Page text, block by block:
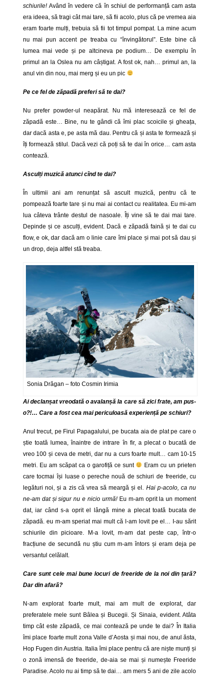
schiurile! Având în vedere că în schiul de performanță cam asta
era ideea, să tragi cât mai tare, să fii acolo, plus că pe vremea aia
eram foarte mulți, trebuia să fii tot timpul pompat. La mine acum
nu mai pun accent pe treaba cu “învingătorul”. Este bine că
lumea mai vede și pe altcineva pe podium… De exemplu în
primul an la Oslea nu am câștigat. A fost ok, nah… primul an, la
anul vin din nou, mai merg și eu un pic
Pe ce fel de zăpadă preferi să te dai?
Nu prefer powder-ul neapărat. Nu mă interesează ce fel de
zăpadă este… Bine, nu te gândi că îmi plac scoicile și gheața,
dar dacă asta e, pe asta mă dau. Pentru că și asta te formează și
îți formează stilul. Dacă vezi că poți să te dai în orice… cam asta
contează.
Asculți muzică atunci cînd te dai?
În ultimii ani am renunțat să ascult muzică, pentru că te
pompează foarte tare și nu mai ai contact cu realitatea. Eu mi-am
lua câteva trânte destul de nasoale. Îți vine să te dai mai tare.
Depinde și ce asculți, evident. Dacă e zăpadă faină și te dai cu
flow, e ok, dar dacă am o linie care îmi place și mai pot să dau și
un drop, deja altfel stă treaba.
Sonia Drăgan – foto Cosmin Irimia
Ai declanșat vreodată o avalanșă la care să zici frate, am pus-
o?!… Care a fost cea mai periculoasă experiență pe schiuri?
Anul trecut, pe Firul Papagalului, pe bucata aia de plat pe care o
știe toată lumea, înaintre de intrare în fir, a plecat o bucată de
vreo 100 și ceva de metri, dar nu a curs foarte mult… cam 10-15
metri. Eu am scăpat ca o garofiță ce sunt
Eram cu un prieten
care tocmai își luase o pereche nouă de schiuri de freeride, cu
legături noi, și a zis că vrea să meargă și el. Hai p-acolo, ca nu
ne-am dat și sigur nu e nicio urmă!Eu m-am oprit la un moment
dat, iar când s-a oprit el lângă mine a plecat toată bucata de
zăpadă. eu m-am speriat mai mult că l-am lovit pe el… I-au sărit
schiurile din picioare. M-a lovit, m-am dat peste cap, într-o
fracțiune de secundă nu știu cum m-am întors și eram deja pe
versantul celălalt.
Care sunt cele mai bune locuri de freeride de la noi din țară?
Dar din afară?
N-am explorat foarte mult, mai am mult de explorat, dar
preferatele mele sunt Bâlea și Bucegii. Și Sinaia, evident. Atâta
timp cât este zăpadă, ce mai contează pe unde te dai? În Italia
îmi place foarte mult zona Valle d’Aosta și mai nou, de anul ăsta,
Hop Fugen din Austria. Italia îmi place pentru că are niște munți și
o zonă imensă de freeride, de-aia se mai și numește Freeride
Paradise. Acolo nu ai timp să te dai… am mers 5 ani de zile acolo